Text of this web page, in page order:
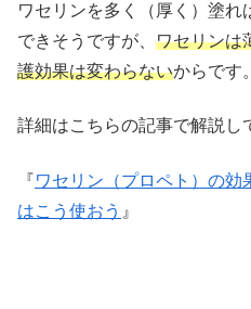
ワセリンを多く（厚く）塗
できそうですが、 ワセリンは
護効果は変わらないからです。
詳細はこちらの記事で解説し
『ワセリン（プロペト）の効
はこう使おう 』